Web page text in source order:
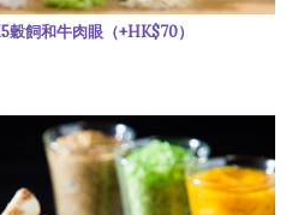
飼和牛肉眼（+HK$70）